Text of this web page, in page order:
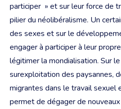
participer » et sur leur force de
pilier du néolibéralisme. Un
des sexes et sur le
engager à participer à leur
légitimer la mondialisation. Sur
surexploitation des paysannes,
migrantes dans le travail sexuel
permet de dégager de